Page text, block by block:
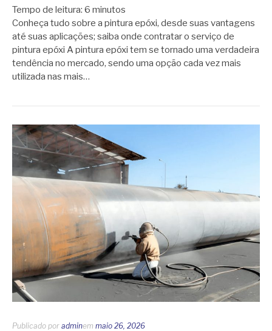
Tempo de leitura: 6 minutos
Conheça tudo sobre a pintura epóxi, desde suas vantagens
até suas aplicações; saiba onde contratar o serviço de
pintura epóxi A pintura epóxi tem se tornado uma verdadeira
tendência no mercado, sendo uma opção cada vez mais
utilizada nas mais…
Publicado por adminem maio 26, 2026